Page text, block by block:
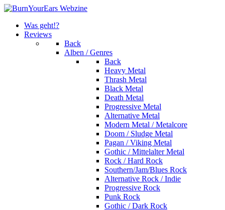
Was geht!?
Reviews
Back
Alben / Genres
Back
Heavy Metal
Thrash Metal
Black Metal
Death Metal
Progressive Metal
Alternative Metal
Modern Metal / Metalcore
Doom / Sludge Metal
Pagan / Viking Metal
Gothic / Mittelalter Metal
Rock / Hard Rock
Southern/Jam/Blues Rock
Alternative Rock / Indie
Progressive Rock
Punk Rock
Gothic / Dark Rock